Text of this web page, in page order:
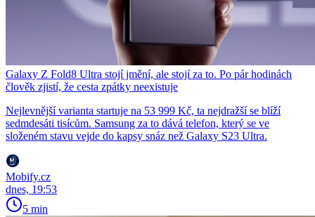
Galaxy Z Fold8 Ultra stojí jmění, ale stojí za to. Po pár hodinách
člověk zjistí, že cesta zpátky neexistuje
Nejlevnější varianta startuje na 53 999 Kč, ta nejdražší se blíží
sedmdesáti tisícům. Samsung za to dává telefon, který se ve
složeném stavu vejde do kapsy snáz než Galaxy S23 Ultra.
Mobify.cz
dnes, 19:53
5 min